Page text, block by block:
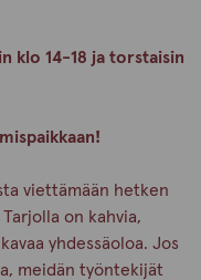
klo 14-18 ja torstaisin
viettämään hetken
on kahvia,
yhdessäoloa. Jos
meidän työntekijät